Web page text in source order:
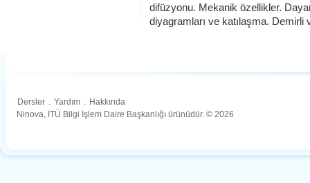
difüzyonu. Mekanik özellikler.
diyagramları ve katılaşma.
Dersler . Yardım . Hakkında
Ninova, İTÜ Bilgi İşlem Daire Başkanlığı ürünüdür. © 2026